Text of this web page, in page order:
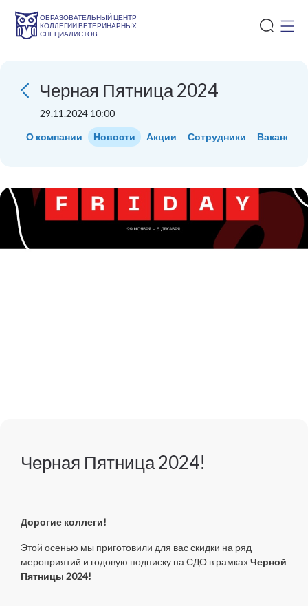
ОБРАЗОВАТЕЛЬНЫЙ ЦЕНТР
КОЛЛЕГИИ ВЕТЕРИНАРНЫХ
СПЕЦИАЛИСТОВ
Черная Пятница 2024
29.11.2024 10:00
О компании
Новости Акции Сотрудники Вакансии
Черная Пятница 2024!
Дорогие коллеги!
Этой осенью мы приготовили для вас скидки на ряд
мероприятий и годовую подписку на СДО в рамкахЧерной
Пятницы 2024!